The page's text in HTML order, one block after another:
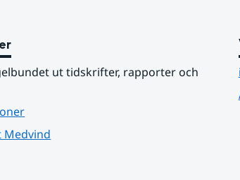
ut tidskrifter, rapporter och
Medvind